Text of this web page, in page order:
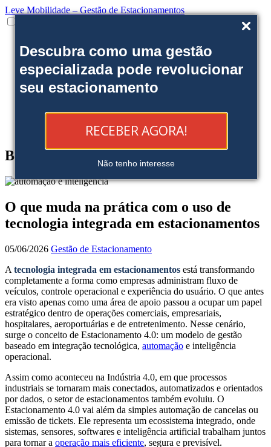
Descubra como uma gestão
especializada pode revolucionar
seu estacionamento
RECEBER AGORA!
Não tenho interesse
Leve Mobilidade – Gestão de Estacionamentos
Onde estamos
Nossas soluções
Clientes
Fale Conosco
Reserve sua Vaga
Blog
O que muda na prática com o uso de
tecnologia integrada em estacionamentos
05/06/2026 Gestão de Estacionamento
A tecnologia integrada em estacionamentos está transformando
completamente a forma como empresas administram fluxo de
veículos, controle operacional e experiência do usuário. O que antes
era visto apenas como uma área de apoio passou a ocupar um papel
estratégico dentro de operações comerciais, empresariais,
hospitalares, aeroportuárias e de entretenimento. Nesse cenário,
surge o conceito de Estacionamento 4.0: um modelo de gestão
baseado em integração tecnológica, automação e inteligência
operacional.
Assim como aconteceu na Indústria 4.0, em que processos
industriais se tornaram mais conectados, automatizados e orientados
por dados, o setor de estacionamentos também evoluiu. O
Estacionamento 4.0 vai além da simples automação de cancelas ou
emissão de tickets. Ele representa um ecossistema integrado, onde
sistemas, sensores, softwares e inteligência artificial trabalham juntos
para tornar a operação mais eficiente, segura e previsível.